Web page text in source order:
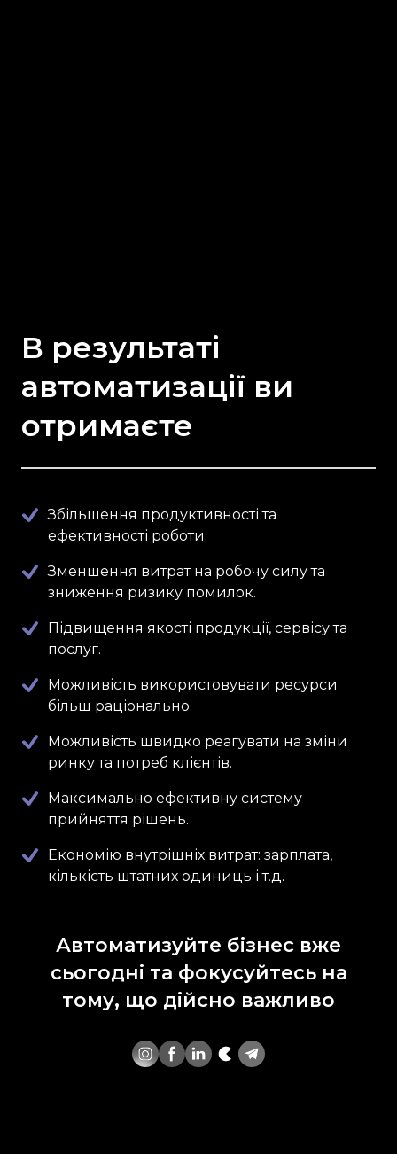
В результаті
автоматизації ви
отримаєте
Збільшення продуктивності та
ефективності роботи.
Зменшення витрат на робочу силу та
зниження ризику помилок.
Підвищення якості продукції, сервісу та
послуг.
Можливість використовувати ресурси
більш раціонально.
Можливість швидко реагувати на зміни
ринку та потреб клієнтів.
Максимально ефективну систему
прийняття рішень.
Економію внутрішніх витрат: зарплата,
кількість штатних одиниць і т.д.
Автоматизуйте бізнес вже
сьогодні та фокусуйтесь на
тому, що дійсно важливо